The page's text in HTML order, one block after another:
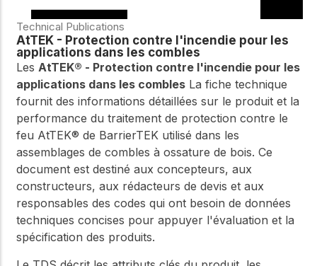
Technical Publications
AtTEK - Protection contre l'incendie pour les
applications dans les combles
Les AtTEK® - Protection contre l'incendie pour les
applications dans les combles La fiche technique
fournit des informations détaillées sur le produit et la
performance du traitement de protection contre le
feu AtTEK® de BarrierTEK utilisé dans les
assemblages de combles à ossature de bois. Ce
document est destiné aux concepteurs, aux
constructeurs, aux rédacteurs de devis et aux
responsables des codes qui ont besoin de données
techniques concises pour appuyer l'évaluation et la
spécification des produits.